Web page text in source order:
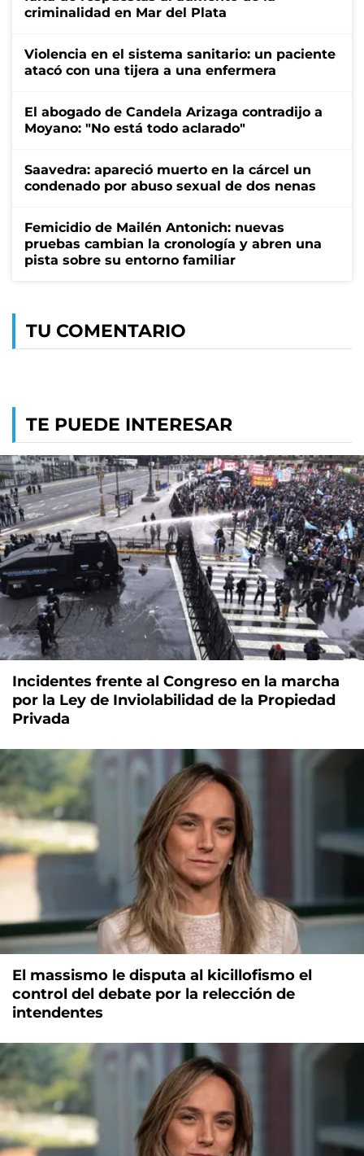
criminalidad en Mar del Plata
Violencia en el sistema sanitario: un paciente
atacó con una tijera a una enfermera
El abogado de Candela Arizaga contradijo a
Moyano: "No está todo aclarado"
Saavedra: apareció muerto en la cárcel un
condenado por abuso sexual de dos nenas
Femicidio de Mailén Antonich: nuevas
pruebas cambian la cronología y abren una
pista sobre su entorno familiar
TU COMENTARIO
TE PUEDE INTERESAR
Incidentes frente al Congreso en la marcha
por la Ley de Inviolabilidad de la Propiedad
Privada
El massismo le disputa al kicillofismo el
control del debate por la relección de
intendentes